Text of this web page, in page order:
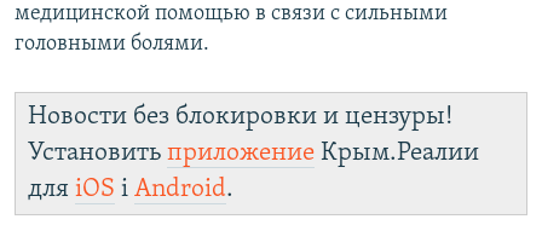
медицинской помощью в связи с сильными
головными болями.
Новости без блокировки и цензуры!
Установить приложение Крым.Реалии
для iOS і Android.